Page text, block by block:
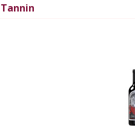
Tannin